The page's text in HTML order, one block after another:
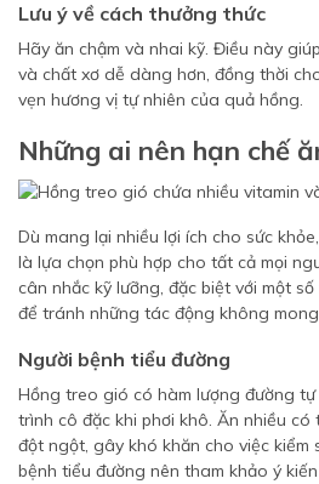
Lưu ý về cách thưởng thức
Hãy ăn chậm và nhai kỹ. Điều này
và chất xơ dễ dàng hơn, đồng thời
vẹn hương vị tự nhiên của quả hồng.
Những ai nên hạn chế
Dù mang lại nhiều lợi ích cho sức
là lựa chọn phù hợp cho tất cả mọi
cân nhắc kỹ lưỡng, đặc biệt với một
để tránh những tác động không mong
Người bệnh tiểu đường
Hồng treo gió có hàm lượng đường
trình cô đặc khi phơi khô. Ăn nhiều
đột ngột, gây khó khăn cho việc kiểm
bệnh tiểu đường nên tham khảo ý